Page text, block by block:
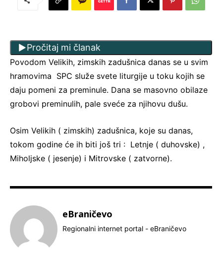
Pročitaj mi članak
Povodom Velikih, zimskih zadušnica danas se u svim
hramovima SPC služe svete liturgije u toku kojih se
daju pomeni za preminule. Dana se masovno obilaze
grobovi preminulih, pale sveće za njihovu dušu.
Osim Velikih ( zimskih) zadušnica, koje su danas,
tokom godine će ih biti još tri : Letnje ( duhovske) ,
Miholjske ( jesenje) i Mitrovske ( zatvorne).
eBraničevo
Regionalni internet portal - eBraničevo